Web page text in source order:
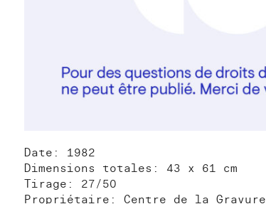
Date: 1982
Dimensions totales: 43 x 61 cm
Tirage: 27/50
Propriétaire: Centre de la Gravure